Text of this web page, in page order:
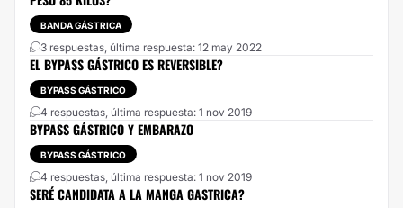
BANDA GÁSTRICA
3 respuestas, última respuesta: 12 may 2022
EL BYPASS GÁSTRICO ES REVERSIBLE?
BYPASS GÁSTRICO
4 respuestas, última respuesta: 1 nov 2019
BYPASS GÁSTRICO Y EMBARAZO
BYPASS GÁSTRICO
4 respuestas, última respuesta: 1 nov 2019
SERÉ CANDIDATA A LA MANGA GASTRICA?